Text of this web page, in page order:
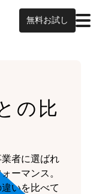
無料お試し
の比
者に選ばれ
ーマンス。
いを比べて